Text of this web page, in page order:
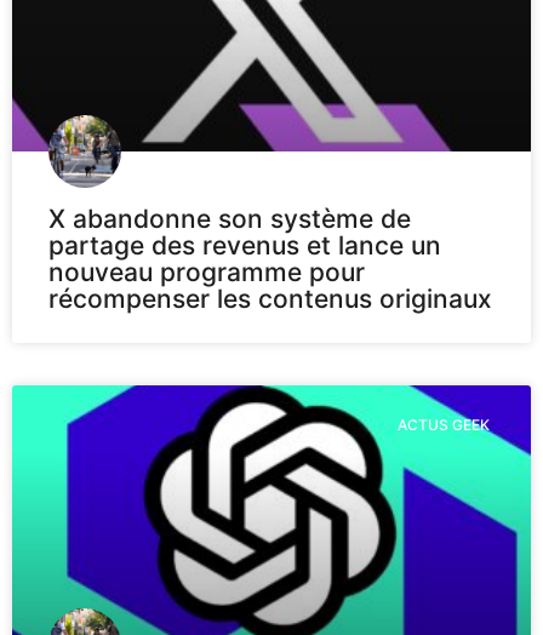
X abandonne son système de
partage des revenus et lance un
nouveau programme pour
récompenser les contenus originaux
ACTUS GEEK